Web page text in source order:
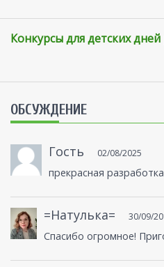
Конкурсы для детских
ОБСУЖДЕНИЕ
Гость 02/08/2025
прекрасная
=Натулька= 30/09/
Спасибо огромное!